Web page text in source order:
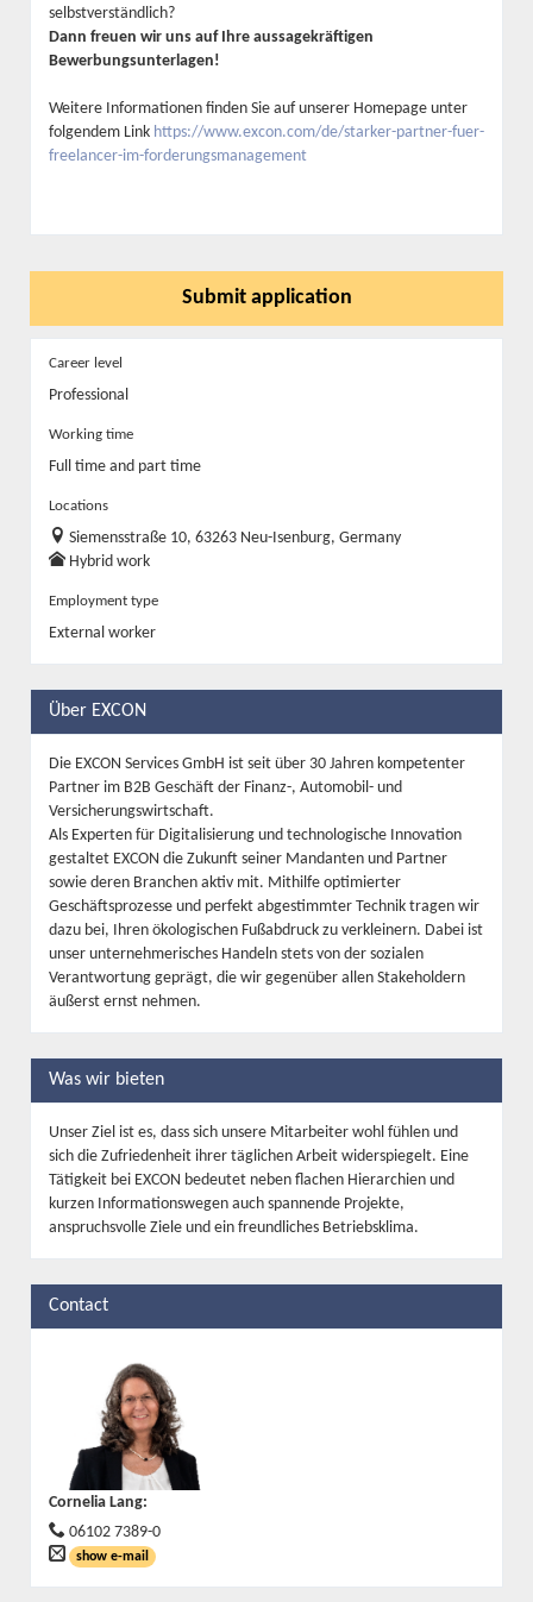
selbstverständlich?
Dann freuen wir uns auf Ihre aussagekräftigen
Bewerbungsunterlagen!
Weitere Informationen finden Sie auf unserer Homepage unter
folgendem Link https://www.excon.com/de/starker-partner-fuer-
freelancer-im-forderungsmanagement
Submit application
Career level
Professional
Working time
Full time and part time
Locations
Siemensstraße 10, 63263 Neu-Isenburg, Germany
Hybrid work
Employment type
External worker
Über EXCON
Die EXCON Services GmbH ist seit über 30 Jahren kompetenter
Partner im B2B Geschäft der Finanz-, Automobil- und
Versicherungswirtschaft.
Als Experten für Digitalisierung und technologische Innovation
gestaltet EXCON die Zukunft seiner Mandanten und Partner
sowie deren Branchen aktiv mit. Mithilfe optimierter
Geschäftsprozesse und perfekt abgestimmter Technik tragen wir
dazu bei, Ihren ökologischen Fußabdruck zu verkleinern. Dabei ist
unser unternehmerisches Handeln stets von der sozialen
Verantwortung geprägt, die wir gegenüber allen Stakeholdern
äußerst ernst nehmen.
Was wir bieten
Unser Ziel ist es, dass sich unsere Mitarbeiter wohl fühlen und
sich die Zufriedenheit ihrer täglichen Arbeit widerspiegelt. Eine
Tätigkeit bei EXCON bedeutet neben flachen Hierarchien und
kurzen Informationswegen auch spannende Projekte,
anspruchsvolle Ziele und ein freundliches Betriebsklima.
Contact
Cornelia Lang:
06102 7389-0
show e-mail